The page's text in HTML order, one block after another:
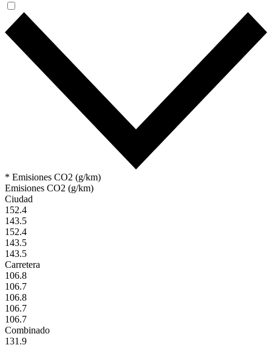
* Emisiones CO2 (g/km)
Emisiones CO2 (g/km)
Ciudad
152.4
143.5
152.4
143.5
143.5
Carretera
106.8
106.7
106.8
106.7
106.7
Combinado
131.9